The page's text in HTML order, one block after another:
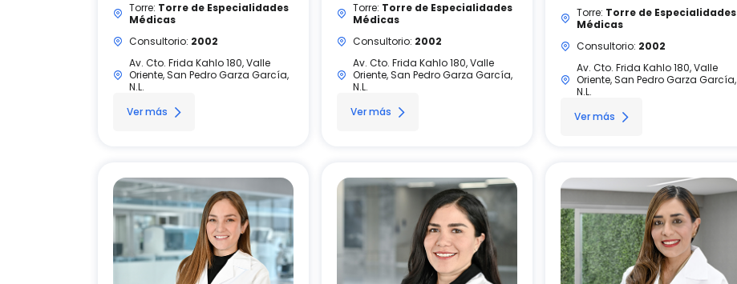
Torre: Torre de Especialidades
Médicas
Consultorio: 2002
Av. Cto. Frida Kahlo 180, Valle
Oriente, San Pedro Garza García,
N.L.
Ver más
Torre: Torre de Especialidades
Médicas
Consultorio: 2002
Av. Cto. Frida Kahlo 180, Valle
Oriente, San Pedro Garza García,
N.L.
Ver más
Torre: Torre de Especialidades
Médicas
Consultorio: 2002
Av. Cto. Frida Kahlo 180, Valle
Oriente, San Pedro Garza García,
N.L.
Ver más